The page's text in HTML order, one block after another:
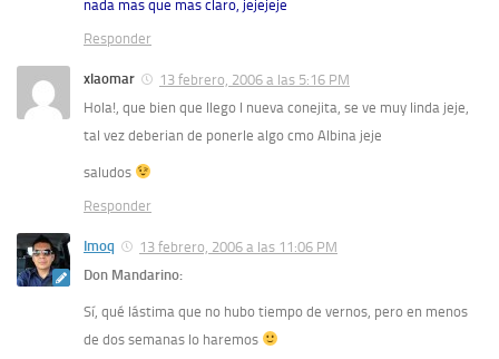
nada mas que mas claro, jejejeje
Responder
xlaomar
13 febrero, 2006 a las 5:16 PM
Hola!, que bien que llego l nueva conejita, se ve muy linda jeje,
tal vez deberian de ponerle algo cmo Albina jeje
saludos
Responder
Imoq
13 febrero, 2006 a las 11:06 PM
Don Mandarino:
Sí, qué lástima que no hubo tiempo de vernos, pero en menos
de dos semanas lo haremos